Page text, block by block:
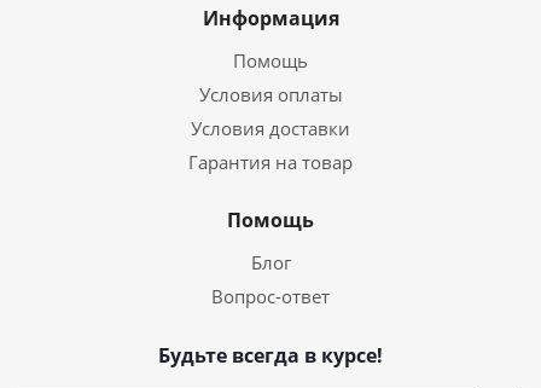
Информация
Помощь
Условия оплаты
Условия доставки
Гарантия на товар
Помощь
Блог
Вопрос-ответ
Будьте всегда в курсе!